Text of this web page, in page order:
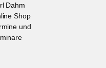
Dahm
Shop
und